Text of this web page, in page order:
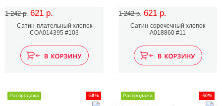
1 242 р. 621 р.
Сатин-плательный хлопок
COA014395 #103
1 242 р. 621 р.
Сатин-сорочечный хлопок
A018860 #11
-50%
Распродажа -50%
Распродажа